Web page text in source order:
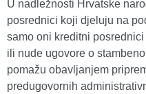
U nadležnosti Hrvatske
posrednici koji djeluju na
samo oni kreditni
ili nude ugovore o
pomažu obavljanjem
predugovornih